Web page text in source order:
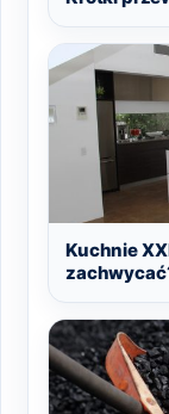
Kuchnie